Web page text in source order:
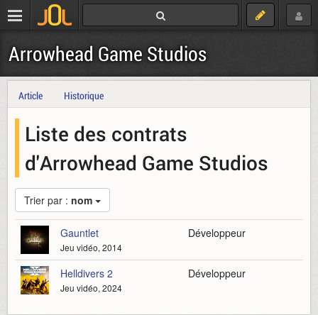
Arrowhead Game Studios
Article Historique
Liste des contrats
d'Arrowhead Game Studios
Trier par : nom
Gauntlet
Jeu vidéo, 2014
Développeur
Helldivers 2
Jeu vidéo, 2024
Développeur